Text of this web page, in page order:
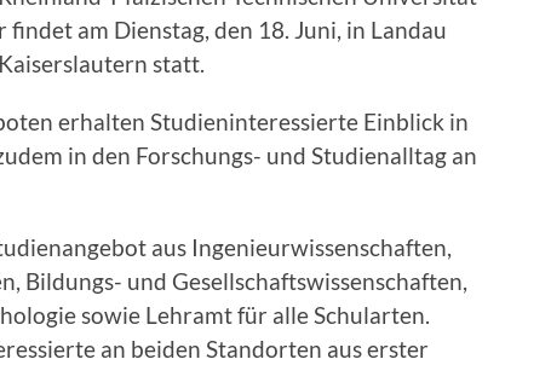
am Dienstag, den 18. Juni, in Landau
statt.
erhalten Studieninteressierte Einblick in
in den Forschungs- und Studienalltag an
aus Ingenieurwissenschaften,
Bildungs- und Gesellschaftswissenschaften,
sowie Lehramt für alle Schularten.
an beiden Standorten aus erster